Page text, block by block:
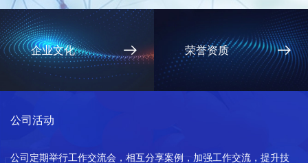
企业文化 荣誉资质
公司活动
公司定期举行工作交流会，相互分享案例，加强工作交流，提升技